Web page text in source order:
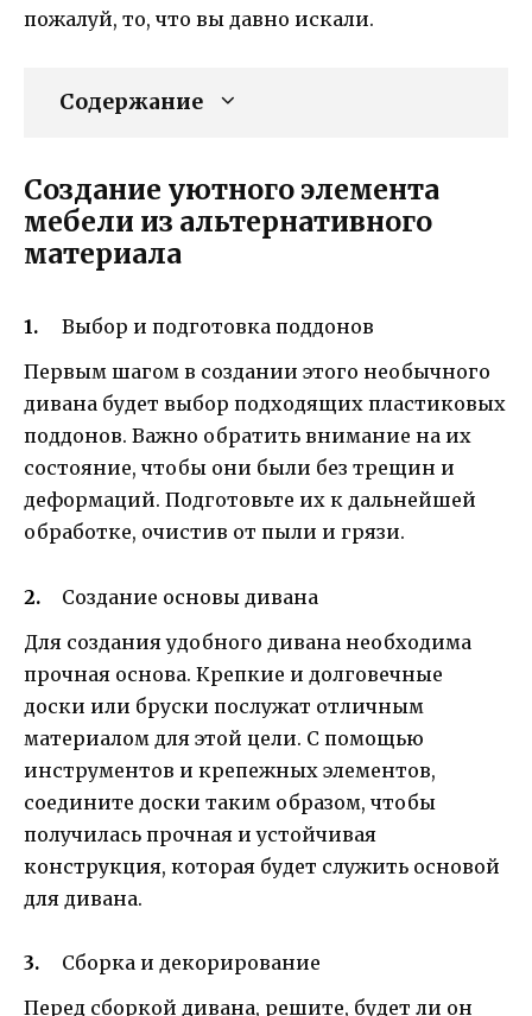
пожалуй, то, что вы давно искали.
Содержание
Создание уютного элемента
мебели из альтернативного
материала
Выбор и подготовка поддонов
Первым шагом в создании этого необычного
дивана будет выбор подходящих пластиковых
поддонов. Важно обратить внимание на их
состояние, чтобы они были без трещин и
деформаций. Подготовьте их к дальнейшей
обработке, очистив от пыли и грязи.
Создание основы дивана
Для создания удобного дивана необходима
прочная основа. Крепкие и долговечные
доски или бруски послужат отличным
материалом для этой цели. С помощью
инструментов и крепежных элементов,
соедините доски таким образом, чтобы
получилась прочная и устойчивая
конструкция, которая будет служить основой
для дивана.
Сборка и декорирование
Перед сборкой дивана, решите, будет ли он